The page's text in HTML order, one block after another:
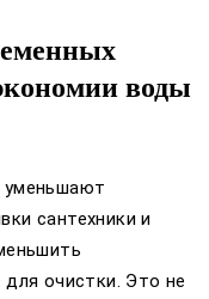
воды
уменьшают
сантехники и
для очистки. Это не